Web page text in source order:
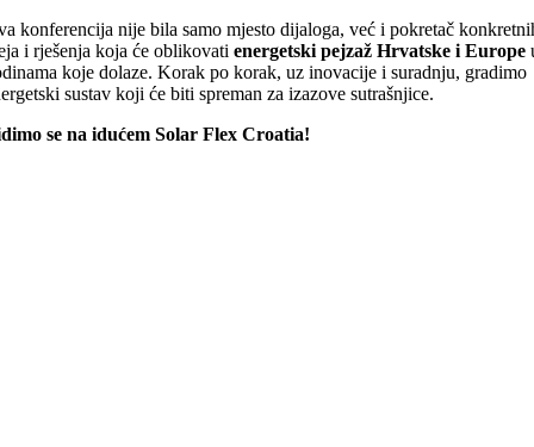
konferencija nije bila samo mjesto dijaloga, već i pokretač
i rješenja koja će oblikovati energetski pejzaž Hrvatske i Europe
koje dolaze. Korak po korak, uz inovacije i suradnju, gradimo
sustav koji će biti spreman za izazove sutrašnjice.
se na idućem Solar Flex Croatia!